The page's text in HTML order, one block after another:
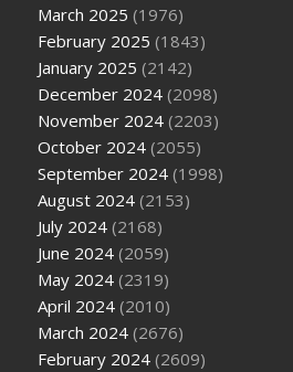
March 2025 (1976)
February 2025 (1843)
January 2025 (2142)
December 2024 (2098)
November 2024 (2203)
October 2024 (2055)
September 2024 (1998)
August 2024 (2153)
July 2024 (2168)
June 2024 (2059)
May 2024 (2319)
April 2024 (2010)
March 2024 (2676)
February 2024 (2609)